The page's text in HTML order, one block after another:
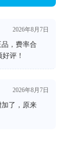
2026年8月7日
，费率合
评！
2026年8月7日
加了，原来